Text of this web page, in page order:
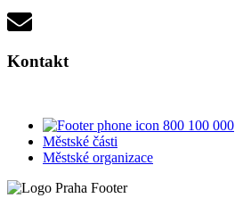
Kontakt
800 100 000
Městské části
Městské organizace